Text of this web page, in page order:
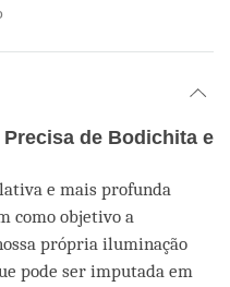
de Bodichita e
e mais profunda
como objetivo a
própria iluminação
pode ser imputada em